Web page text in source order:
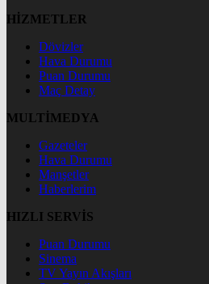
HİZMETLER
Dövizler
Hava Durumu
Puan Durumu
Maç Detay
MULTİMEDYA
Gazeteler
Hava Durumu
Manşetler
Haberlerim
HIZLI SERVİS
Puan Durumu
Sinema
TV Yayın Akışları